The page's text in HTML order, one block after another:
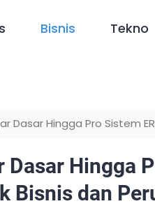
Bisnis Tekno
Dasar Hingga Pro Sistem
Hingga
Bisnis dan